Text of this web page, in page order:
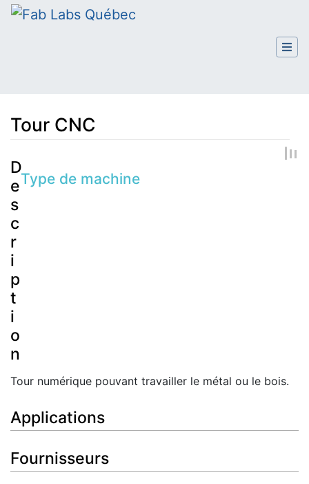
Tour CNC
Aller à :
Type de machine
D
e
s
c
r
i
p
t
i
o
n
Tour numérique pouvant travailler le métal ou le bois.
Applications
Fournisseurs